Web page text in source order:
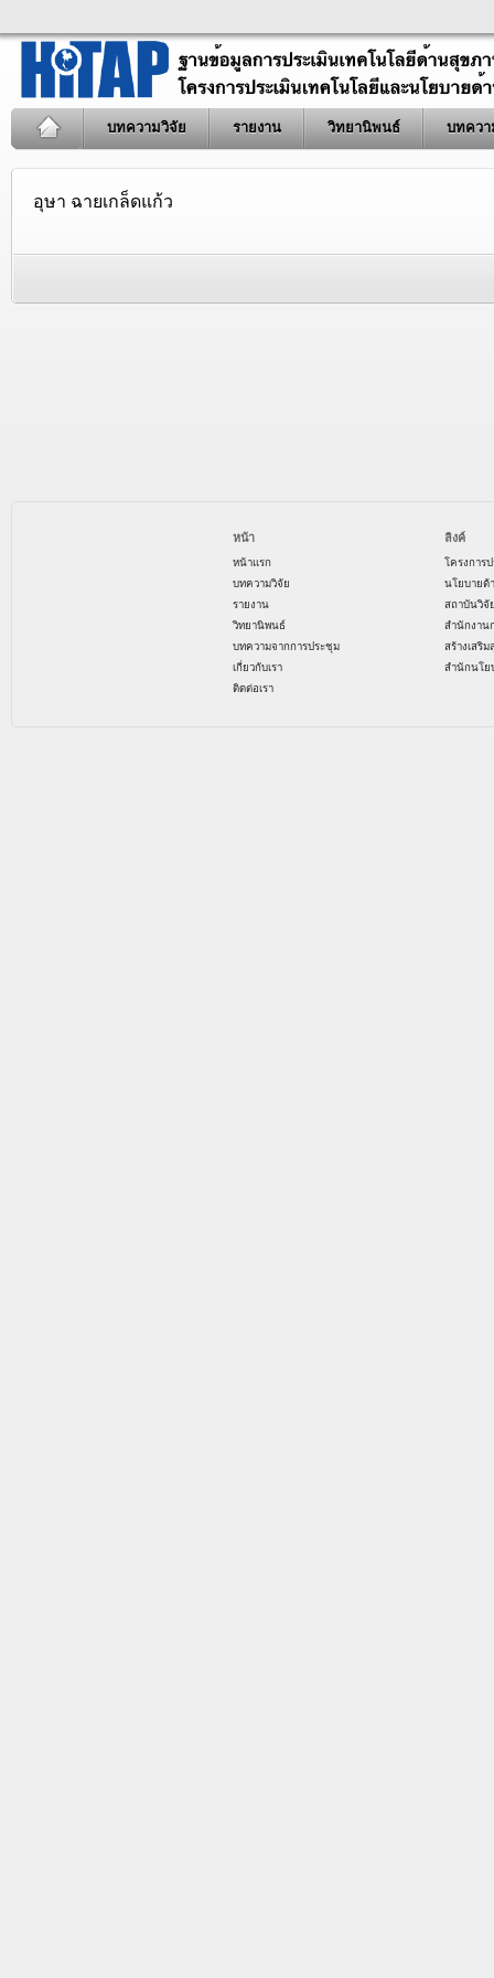
บทความวิจัย รายงาน วิทยานิพนธ์ บทควา
อุษา ฉายเกล็ดแก้ว
หน้า
หน้าแรก
บทความวิจัย
รายงาน
วิทยานิพนธ์
บทความจากการประชุม
เกี่ยวกับเรา
ติดต่อเรา
ลิงค์
โครงการ
นโยบายด้
สถาบันวิจั
สำนักงาน
สร้างเสริ
สำนักนโย